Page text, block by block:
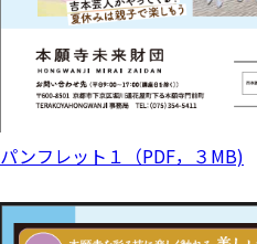
パンフレット１（PDF，３MB)